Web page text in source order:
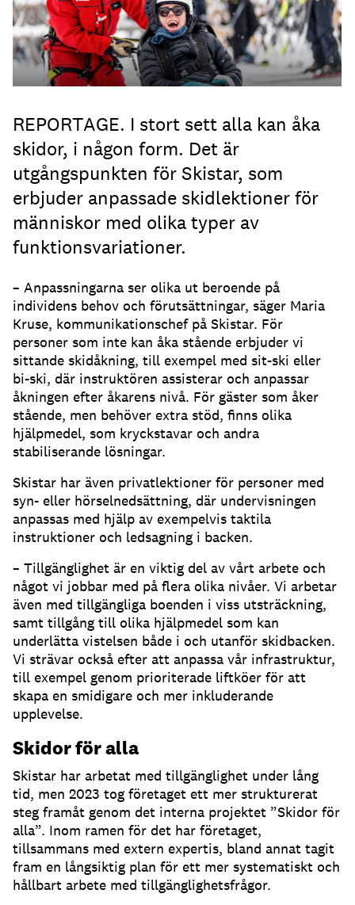
REPORTAGE. I stort sett alla kan åka
skidor, i någon form. Det är
utgångspunkten för Skistar, som
erbjuder anpassade skidlektioner för
människor med olika typer av
funktionsvariationer.
– Anpassningarna ser olika ut beroende på
individens behov och förutsättningar, säger Maria
Kruse, kommunikationschef på Skistar. För
personer som inte kan åka stående erbjuder vi
sittande skidåkning, till exempel med sit-ski eller
bi-ski, där instruktören assisterar och anpassar
åkningen efter åkarens nivå. För gäster som åker
stående, men behöver extra stöd, finns olika
hjälpmedel, som kryckstavar och andra
stabiliserande lösningar.
Skistar har även privatlektioner för personer med
syn- eller hörselnedsättning, där undervisningen
anpassas med hjälp av exempelvis taktila
instruktioner och ledsagning i backen.
– Tillgänglighet är en viktig del av vårt arbete och
något vi jobbar med på flera olika nivåer. Vi arbetar
även med tillgängliga boenden i viss utsträckning,
samt tillgång till olika hjälpmedel som kan
underlätta vistelsen både i och utanför skidbacken.
Vi strävar också efter att anpassa vår infrastruktur,
till exempel genom prioriterade liftköer för att
skapa en smidigare och mer inkluderande
upplevelse.
Skidor för alla
Skistar har arbetat med tillgänglighet under lång
tid, men 2023 tog företaget ett mer strukturerat
steg framåt genom det interna projektet ”Skidor för
alla”. Inom ramen för det har företaget,
tillsammans med extern expertis, bland annat tagit
fram en långsiktig plan för ett mer systematiskt och
hållbart arbete med tillgänglighetsfrågor.